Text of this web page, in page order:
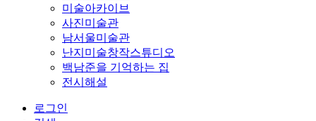
미술아카이브
사진미술관
남서울미술관
난지미술창작스튜디오
백남준을 기억하는 집
전시해설
로그인